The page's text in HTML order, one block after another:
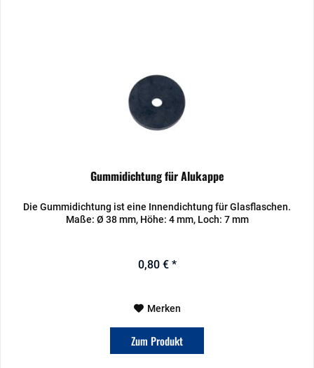
Gummidichtung für Alukappe
Die Gummidichtung ist eine Innendichtung für Glasflaschen.
Maße: Ø 38 mm, Höhe: 4 mm, Loch: 7 mm
0,80 € *
Merken
Zum Produkt